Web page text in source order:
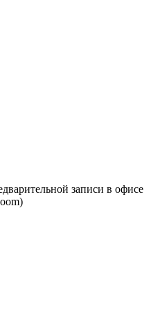
записи в офисе